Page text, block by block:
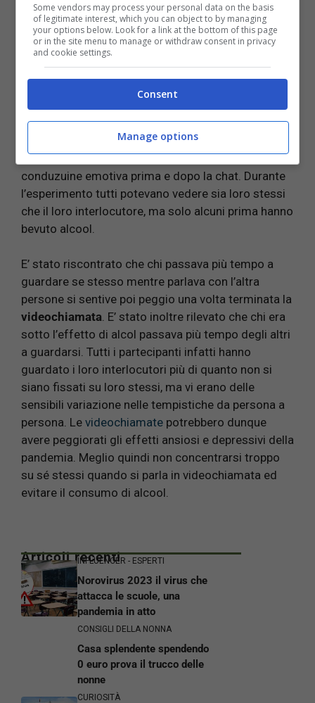
progressivamente il nostro umore. Questo con il
tempo potrebbe portare a disturbi dell’umore come
depressione o ansia. Lo studio con l’utilizzo di una
tecnologia in grado di rilevare dove si posa lo
sguardo della persona, ha esaminato la reazione tra
umore, alcol e attenzione durante la videochiamata.
dell’esperimentoè stato richiesto di
rispondere ad alcune domande sulla loro
conduzuine emotiva prima e dopo la chat. Durante
l’esperimento tutti potevano vedere sia loro stessi
che il loro interlocutore, ma solo alcuni prima hanno
bevuto alcool.
E’ stato riscontrato che chi passava più tempo a
guardare se stesso mentre parlava con l’altra
persone si sentive poi peggio una volta terminata la
videochiamata. E’ stato inoltre rilevato che chi era
sotto l’effetto di alcol passava più tempo degli altri
a guardarsi. Tutti i partecipanti infatti hanno
guardato i loro interlocutori più di quanto non si
siano fissati su loro stessi, ma vi erano delle
sensibili variazione nelle tempistiche da persona a
persona. Le videochiamate potrebbero dunque
avere peggiorati gli effetti ansiosi e depressivi della
pandemia. Meglio quindi non concentrarsi troppo
su sé stessi quando si parla in videochiamata ed
evitare il consumo di alcool.
Articoli recentiINFLUENCER - ESPERTI
Norovirus 2023 il virus che
attacca le scuole, una
pandemia in atto
CONSIGLI DELLA NONNA
Casa splendente spendendo
0 euro prova il trucco delle
nonne
CURIOSITÀ
Some vendors may process your personal data on the basis
of legitimate interest, which you can object to by managing
your options below. Look for a link at the bottom of this page
or in the site menu to manage or withdraw consent in privacy
and cookie settings.
Consent
Manage options